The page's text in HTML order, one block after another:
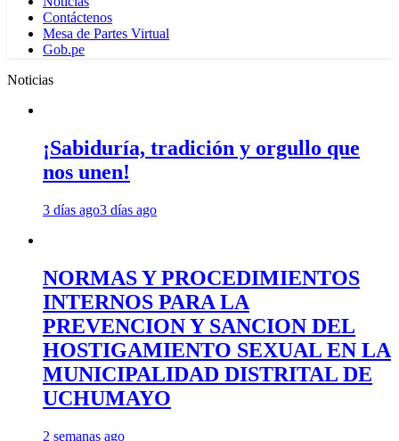
Contáctenos
Mesa de Partes Virtual
Gob.pe
Noticias
¡Sabiduría, tradición y orgullo que
nos unen!
3 días ago3 días ago
NORMAS Y PROCEDIMIENTOS
INTERNOS PARA LA
PREVENCION Y SANCION DEL
HOSTIGAMIENTO SEXUAL EN LA
MUNICIPALIDAD DISTRITAL DE
UCHUMAYO
2 semanas ago